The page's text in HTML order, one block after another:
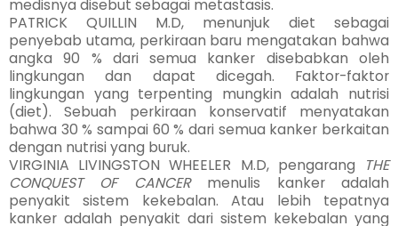
medisnya disebut sebagai metastasis.
PATRICK QUILLIN M.D, menunjuk diet sebagai
penyebab utama, perkiraan baru mengatakan bahwa
angka 90 % dari semua kanker disebabkan oleh
lingkungan dan dapat dicegah. Faktor-faktor
lingkungan yang terpenting mungkin adalah nutrisi
(diet). Sebuah perkiraan konservatif menyatakan
bahwa 30 % sampai 60 % dari semua kanker berkaitan
dengan nutrisi yang buruk.
VIRGINIA LIVINGSTON WHEELER M.D, pengarang
THE
CONQUEST OF CANCERmenulis kanker adalah
penyakit sistem kekebalan. Atau lebih tepatnya
kanker adalah penyakit dari sistem kekebalan yang